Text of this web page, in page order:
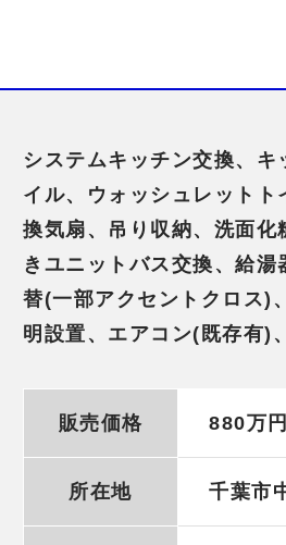
システムキッチン交換、
イル、ウォッシュレットト
換気扇、吊り収納、洗面
きユニットバス交換、給
替(一部アクセントクロス)
明設置、エアコン(既存有)
販売価格 880万円
所在地 千葉市